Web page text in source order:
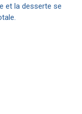
et la desserte se